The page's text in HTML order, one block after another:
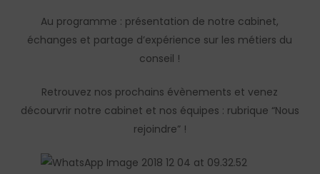
Au programme : présentation de notre cabinet,
échanges et partage d’expérience sur les métiers du
conseil !
Retrouvez nos prochains évènements et venez
décourvrir notre cabinet et nos équipes : rubrique “Nous
rejoindre” !